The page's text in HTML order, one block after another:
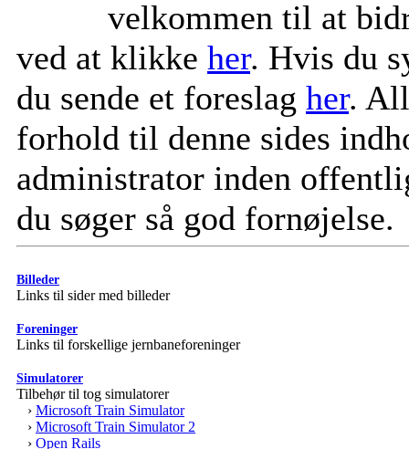
velkommen til at
ved at klikke her. Hvis du
du sende et foreslag her.
forhold til denne sides
administrator inden
du søger så god fornøjelse.
Billeder
Links til sider med billeder
Foreninger
Links til forskellige jernbaneforeninger
Simulatorer
Tilbehør til tog simulatorer
› Microsoft Train Simulator
› Microsoft Train Simulator 2
› Open Rails